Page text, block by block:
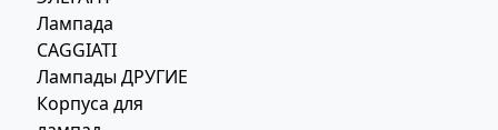
Лампада
CAGGIATI
Лампады ДРУГИЕ
Корпуса для